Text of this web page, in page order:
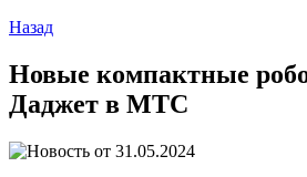
Назад
Новые компактные
Даджет в МТС
31.05.2024